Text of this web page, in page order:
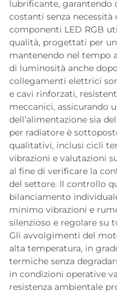
lubrificante, garantendo
costanti senza
componenti LED RGB
qualità, progettati per
mantenendo nel tempo
di luminosità anche
collegamenti elettrici
e cavi rinforzati,
meccanici, assicurando
dell’alimentazione sia
per radiatore è
qualitativi, inclusi cicli
vibrazioni e valutazioni
al fine di verificare la
del settore. Il controllo
bilanciamento
minimo vibrazioni e
silenzioso e regolare su
Gli avvolgimenti del
alta temperatura, in
termiche senza
in condizioni operative
resistenza ambientale